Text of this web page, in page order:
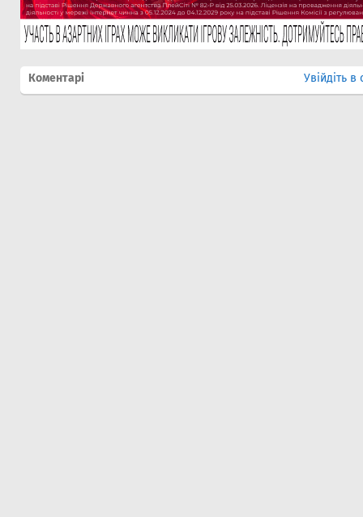
Коментарі Увійдіть в